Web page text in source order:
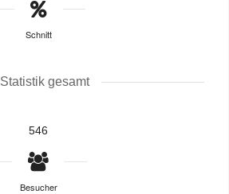
Schnitt
Statistik gesamt
546
Besucher